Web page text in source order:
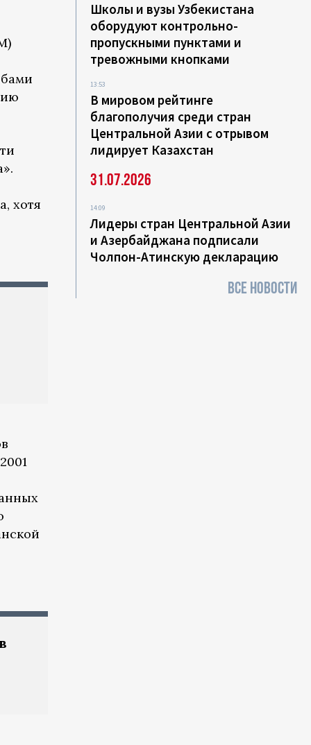
хотя
Школы и вузы Узбекистана
оборудуют контрольно-
пропускными пунктами и
тревожными кнопками
13:53
В мировом рейтинге
благополучия среди стран
Центральной Азии с отрывом
лидирует Казахстан
31.07.2026
14:09
Лидеры стран Центральной Азии
и Азербайджана подписали
Чолпон-Атинскую декларацию
ВСЕ НОВОСТИ